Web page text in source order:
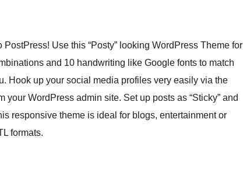
Use this “Posty” looking WordPress Theme for
and 10 handwriting like Google fonts to match
Hook up your social media profiles very easily via the
WordPress admin site. Set up posts as “Sticky” and
responsive theme is ideal for blogs, entertainment or
formats.